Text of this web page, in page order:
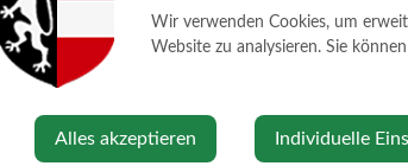
Wir verwenden Cookies, um
Website zu analysieren. Sie
Alles akzeptieren Individuelle